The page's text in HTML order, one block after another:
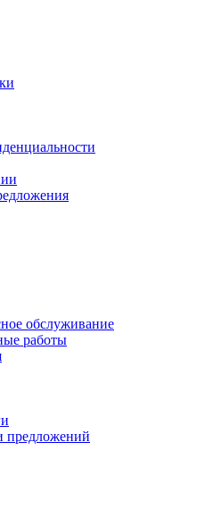
обслуживание
работы
предложений